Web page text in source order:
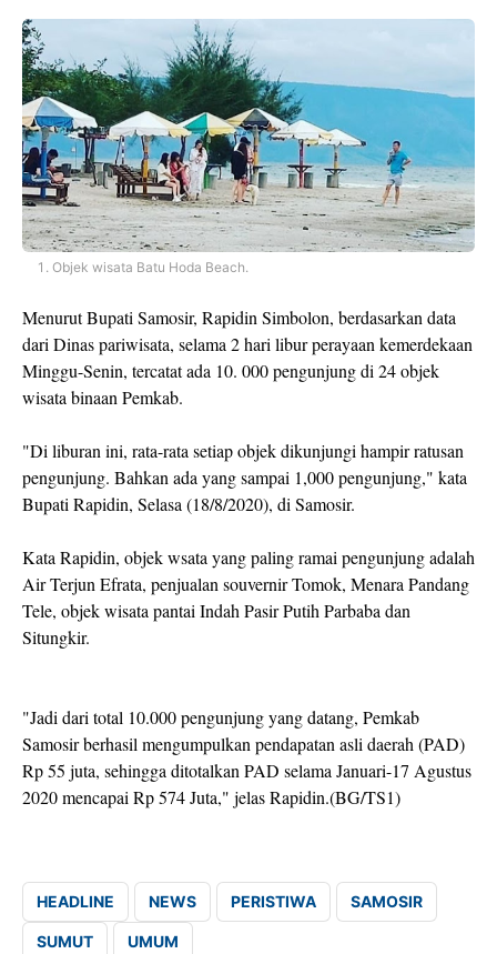
Objek wisata Batu Hoda Beach.
Menurut Bupati Samosir, Rapidin Simbolon, berdasarkan data
dari Dinas pariwisata, selama 2 hari libur perayaan kemerdekaan
Minggu-Senin, tercatat ada 10. 000 pengunjung di 24 objek
wisata binaan Pemkab.
"Di liburan ini, rata-rata setiap objek dikunjungi hampir ratusan
pengunjung. Bahkan ada yang sampai 1,000 pengunjung," kata
Bupati Rapidin, Selasa (18/8/2020), di Samosir.
Kata Rapidin, objek wsata yang paling ramai pengunjung adalah
Air Terjun Efrata, penjualan souvernir Tomok, Menara Pandang
Tele, objek wisata pantai Indah Pasir Putih Parbaba dan
Situngkir.
"Jadi dari total 10.000 pengunjung yang datang, Pemkab
Samosir berhasil mengumpulkan pendapatan asli daerah (PAD)
Rp 55 juta, sehingga ditotalkan PAD selama Januari-17 Agustus
2020 mencapai Rp 574 Juta," jelas Rapidin.(BG/TS1)
HEADLINE NEWS PERISTIWA SAMOSIR
SUMUT UMUM